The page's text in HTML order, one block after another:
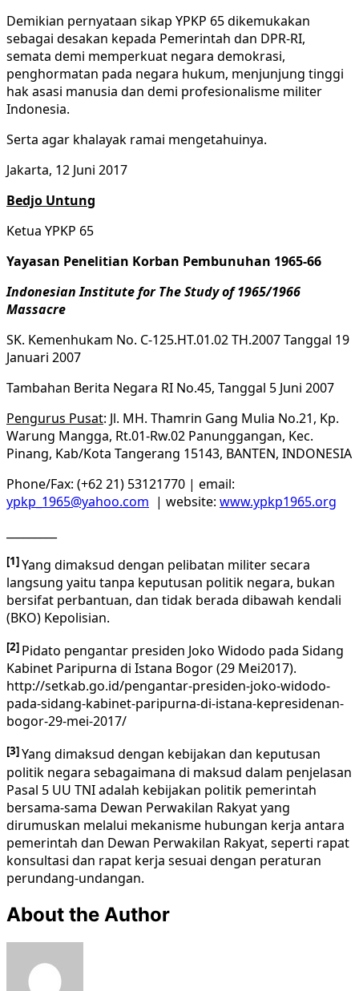
Demikian pernyataan sikap YPKP 65 dikemukakan
sebagai desakan kepada Pemerintah dan DPR-RI,
semata demi memperkuat negara demokrasi,
penghormatan pada negara hukum, menjunjung tinggi
hak asasi manusia dan demi profesionalisme militer
Indonesia.
Serta agar khalayak ramai mengetahuinya.
Jakarta, 12 Juni 2017
Bedjo Untung
Ketua YPKP 65
Yayasan Penelitian Korban Pembunuhan 1965-66
Indonesian Institute for The Study of 1965/1966
Massacre
SK. Kemenhukam No. C-125.HT.01.02 TH.2007 Tanggal 19
Januari 2007
Tambahan Berita Negara RI No.45, Tanggal 5 Juni 2007
Pengurus Pusat: Jl. MH. Thamrin Gang Mulia No.21, Kp.
Warung Mangga, Rt.01-Rw.02 Panunggangan, Kec.
Pinang, Kab/Kota Tangerang 15143, BANTEN, INDONESIA
Phone/Fax: (+62 21) 53121770 | email:
ypkp_1965@yahoo.com | website: www.ypkp1965.org
[1]Yang dimaksud dengan pelibatan militer secara
langsung yaitu tanpa keputusan politik negara, bukan
bersifat perbantuan, dan tidak berada dibawah kendali
(BKO) Kepolisian.
[2] Pidato pengantar presiden Joko Widodo pada Sidang
Kabinet Paripurna di Istana Bogor (29 Mei2017).
http://setkab.go.id/pengantar-presiden-joko-widodo-
pada-sidang-kabinet-paripurna-di-istana-kepresidenan-
bogor-29-mei-2017/
[3]Yang dimaksud dengan kebijakan dan keputusan
politik negara sebagaimana di maksud dalam penjelasan
Pasal 5 UU TNI adalah kebijakan politik pemerintah
bersama-sama Dewan Perwakilan Rakyat yang
dirumuskan melalui mekanisme hubungan kerja antara
pemerintah dan Dewan Perwakilan Rakyat, seperti rapat
konsultasi dan rapat kerja sesuai dengan peraturan
perundang-undangan.
About the Author